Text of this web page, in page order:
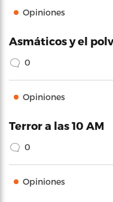
Opiniones
Asmáticos y el
0
Opiniones
Terror a las 10 AM
0
Opiniones